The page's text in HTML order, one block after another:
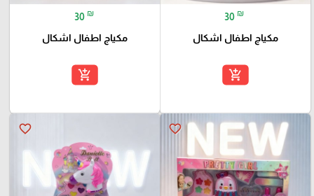
30 ₪
مكياج اطفال اشكال
add_shopping_cart
30 ₪
مكياج اطفال اشكال
add_shopping_cart
favorite_border
favorite_border